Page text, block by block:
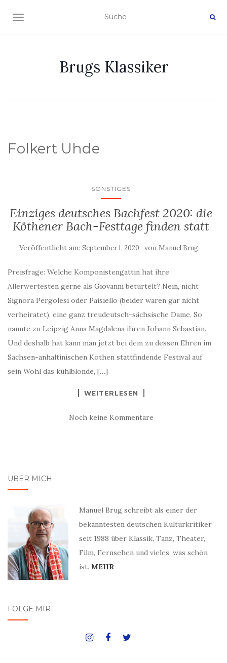
NAVIGATION EIN-/AUSSCHALTEN
Brugs Klassiker
Folkert Uhde
SONSTIGES
Einziges deutsches Bachfest 2020: die
Köthener Bach-Festtage finden statt
Veröffentlicht am: September 1, 2020 von Manuel Brug
Preisfrage: Welche Komponistengattin hat ihre
Allerwertesten gerne als Giovanni beturtelt? Nein, nicht
Signora Pergolesi oder Paisiello (beider waren gar nicht
verheiratet), eine ganz treudeutsch-sächsische Dame. So
nannte zu Leipzig Anna Magdalena ihren Johann Sebastian.
Und deshalb hat kann man jetzt bei dem zu dessen Ehren im
Sachsen-anhaltinischen Köthen stattfindende Festival auf
sein Wohl das kühlblonde, […]
WEITERLESEN
Noch keine Kommentare
ÜBER MICH
Manuel Brug schreibt als einer der
bekanntesten deutschen Kulturkritiker
seit 1988 über Klassik, Tanz, Theater,
Film, Fernsehen und vieles, was schön
ist. MEHR
FOLGE MIR